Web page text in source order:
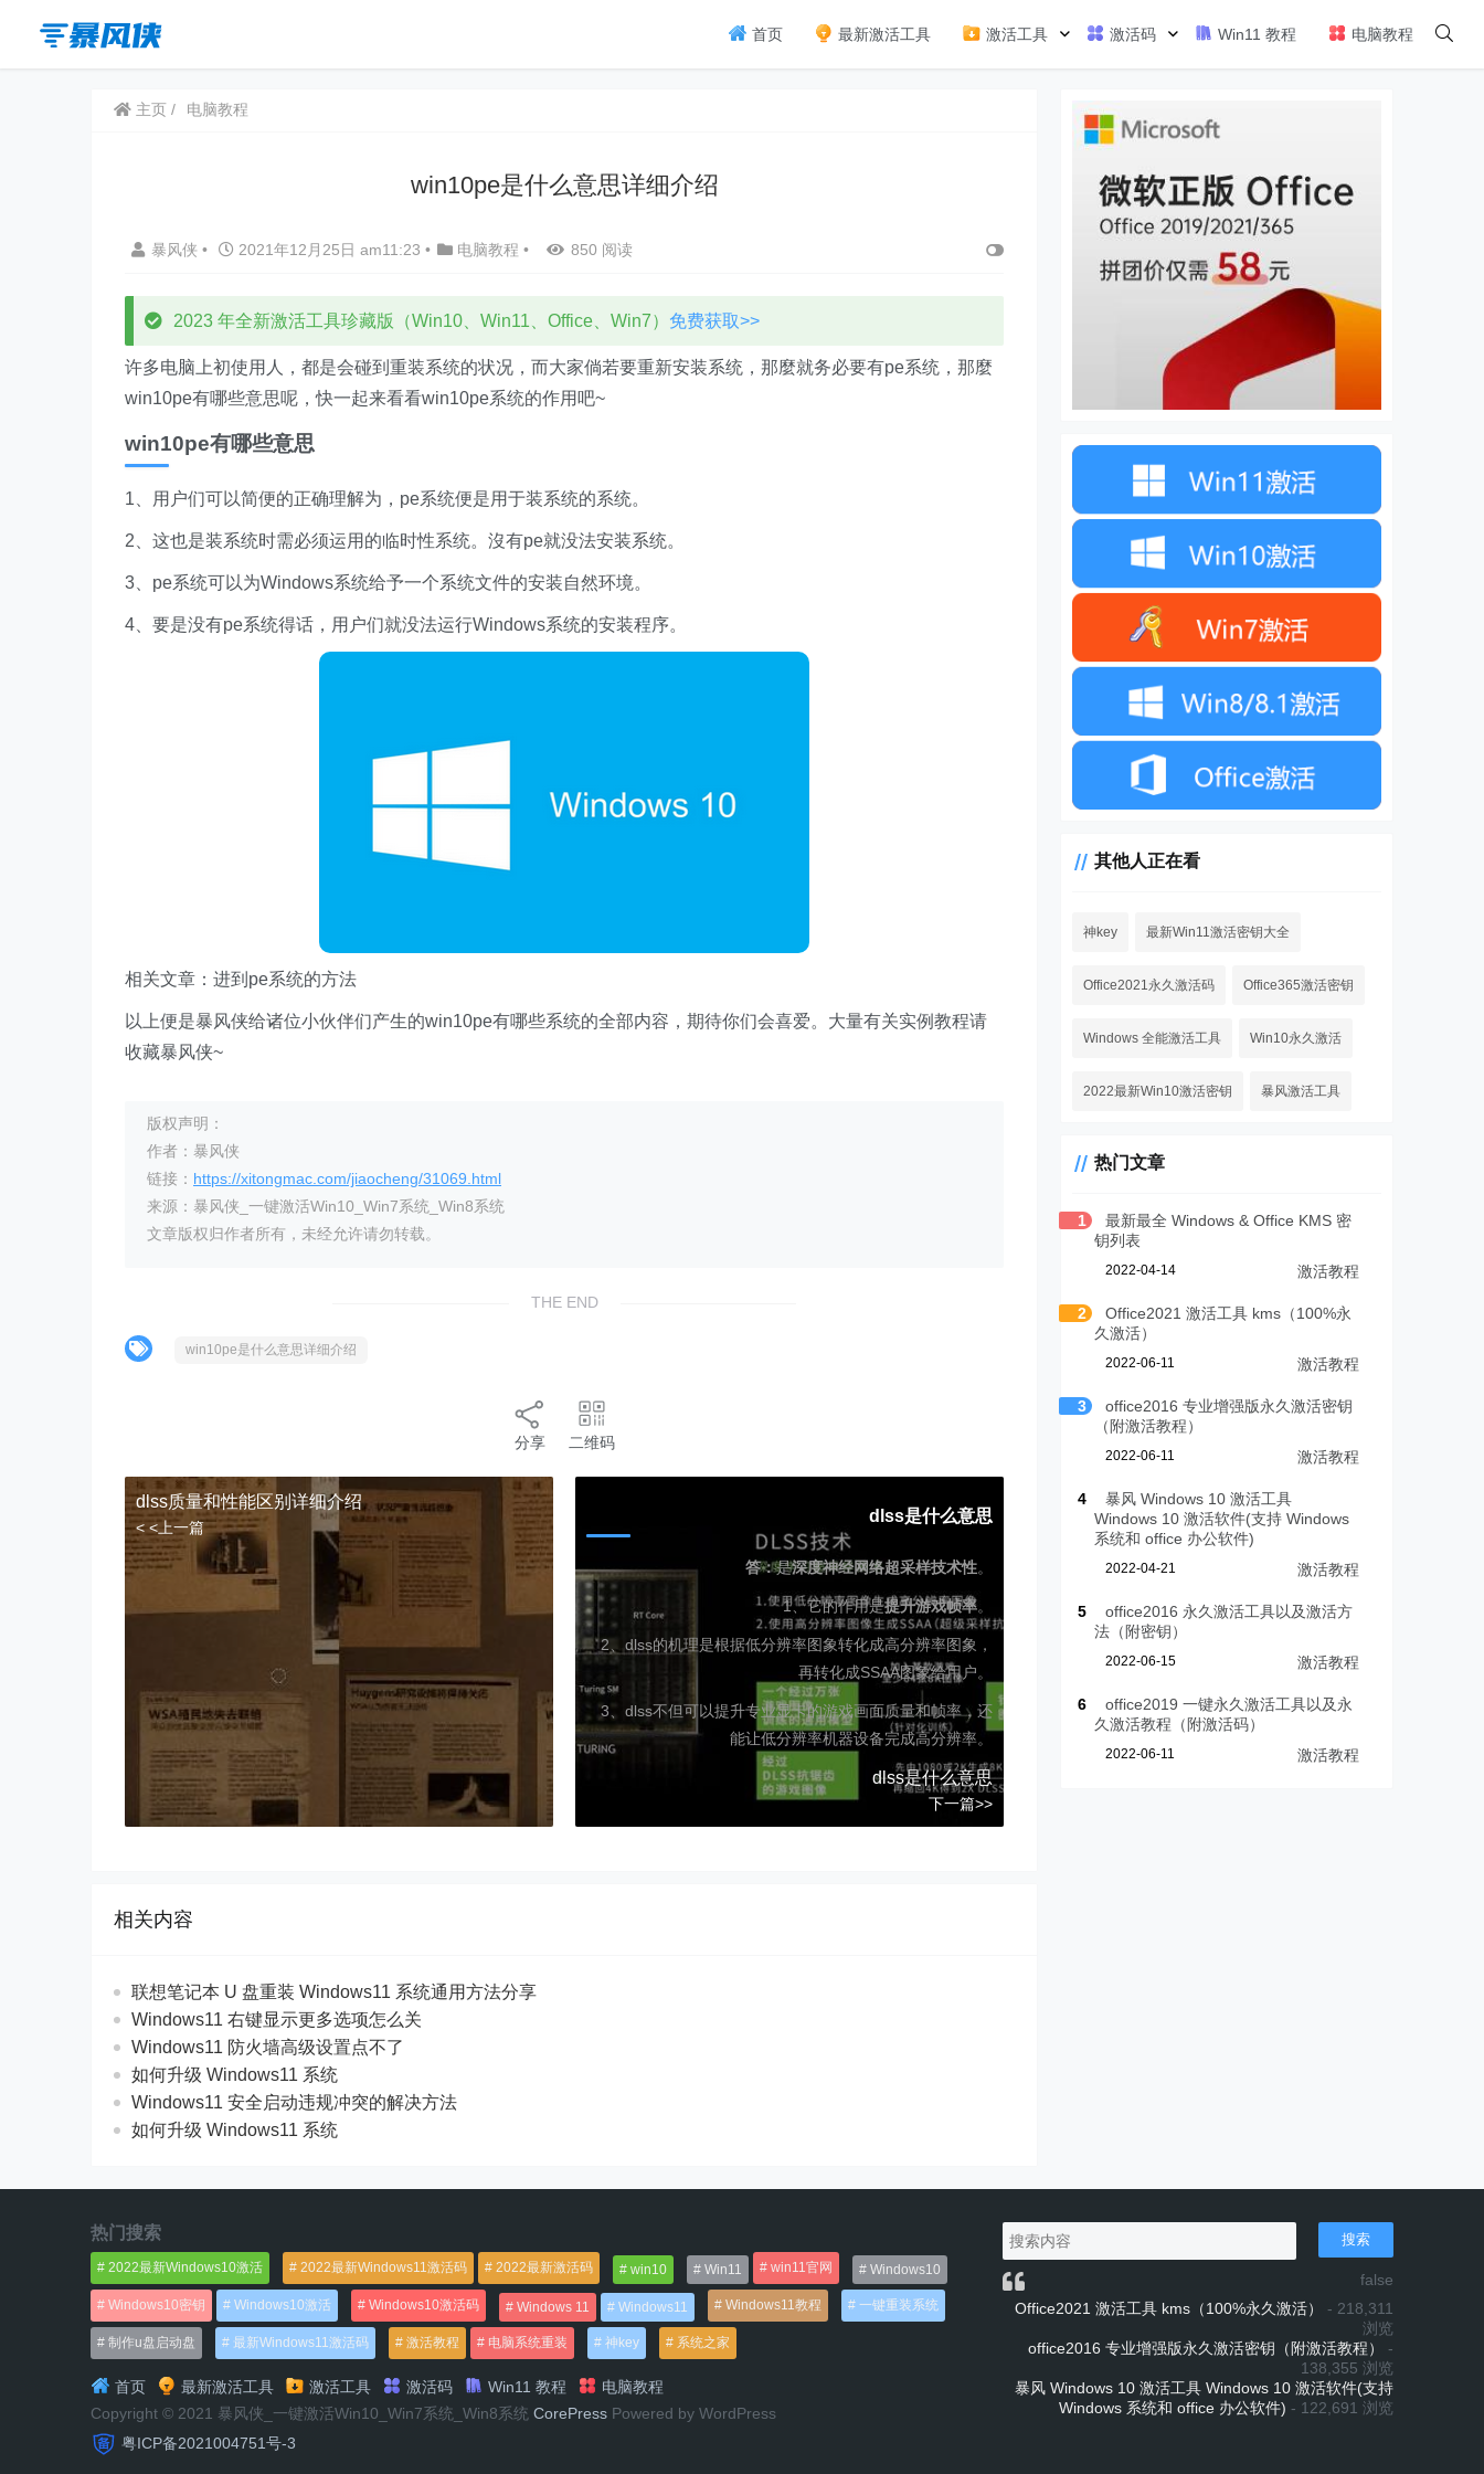
首页 最新激活工具 激活工具 激活码 Win11 教程 电脑教程
主页 电脑教程
win10pe是什么意思详细介绍
暴风侠 • 2021年12月25日 am11:23 • 电脑教程 • 850 阅读
2023 年全新激活工具珍藏版（Win10、Win11、Office、Win7） 免费获取>>
许多电脑上初使用人，都是会碰到重装系统的状况，而大家倘若要重新安装系统，那麼就务必要有pe系统，那麼
win10pe有哪些意思呢，快一起来看看win10pe系统的作用吧~
win10pe有哪些意思
1、用户们可以简便的正确理解为，pe系统便是用于装系统的系统。
2、这也是装系统时需必须运用的临时性系统。沒有pe就没法安装系统。
3、pe系统可以为Windows系统给予一个系统文件的安装自然环境。
4、要是没有pe系统得话，用户们就没法运行Windows系统的安装程序。
相关文章：进到pe系统的方法
以上便是暴风侠给诸位小伙伴们产生的win10pe有哪些系统的全部内容，期待你们会喜爱。大量有关实例教程请
收藏暴风侠~
版权声明：
作者：暴风侠
链接： https://xitongmac.com/jiaocheng/31069.html
来源：暴风侠_一键激活Win10_Win7系统_Win8系统
文章版权归作者所有，未经允许请勿转载。
THE END
win10pe是什么意思详细介绍
分享 二维码
dlss质量和性能区别详细介绍
< <上一篇
dlss是什么意思
答：是深度神经网络超采样技术性。
1、它的作用是提升游戏帧率。
2、dlss的机理是根据低分辨率图象转化成高分辨率图象，
再转化成SSAA图象给用户。
3、dlss不但可以提升专业显卡的游戏画面质量和帧率，还
能让低分辨率机器设备完成高分辨率。
dlss是什么意思
下一篇>>
相关内容
联想笔记本 U 盘重装 Windows11 系统通用方法分享
Windows11 右键显示更多选项怎么关
Windows11 防火墙高级设置点不了
如何升级 Windows11 系统
Windows11 安全启动违规冲突的解决方法
如何升级 Windows11 系统
其他人正在看
神key 最新Win11激活密钥大全
Office2021永久激活码 Office365激活密钥
Windows 全能激活工具 Win10永久激活
2022最新Win10激活密钥 暴风激活工具
热门文章
1
最新最全 Windows & Office KMS 密
钥列表
2022-04-14 激活教程
2
Office2021 激活工具 kms（100%永
久激活）
2022-06-11 激活教程
3
office2016 专业增强版永久激活密钥
（附激活教程）
2022-06-11 激活教程
4
暴风 Windows 10 激活工具
Windows 10 激活软件(支持 Windows
系统和 office 办公软件)
2022-04-21 激活教程
5
office2016 永久激活工具以及激活方
法（附密钥）
2022-06-15 激活教程
6
office2019 一键永久激活工具以及永
久激活教程（附激活码）
2022-06-11 激活教程
热门搜索
2022最新Windows10激活 2022最新Windows11激活码 2022最新激活码 win10 Win11 win11官网 Windows10
Windows10密钥 Windows10激活 Windows10激活码 Windows 11 Windows11 Windows11教程 一键重装系统
制作u盘启动盘 最新Windows11激活码 激活教程 电脑系统重装 神key 系统之家
首页 最新激活工具 激活工具 激活码 Win11 教程
电脑教程
Copyright © 2021 暴风侠_一键激活Win10_Win7系统_Win8系统 CorePress Powered by WordPress
粤ICP备2021004751号-3
搜索
false
Office2021 激活工具 kms（100%永久激活）
- 218,311
浏览
office2016 专业增强版永久激活密钥（附激活教程）
-
138,355 浏览
暴风 Windows 10 激活工具 Windows 10 激活软件(支持
Windows 系统和 office 办公软件) - 122,691 浏览